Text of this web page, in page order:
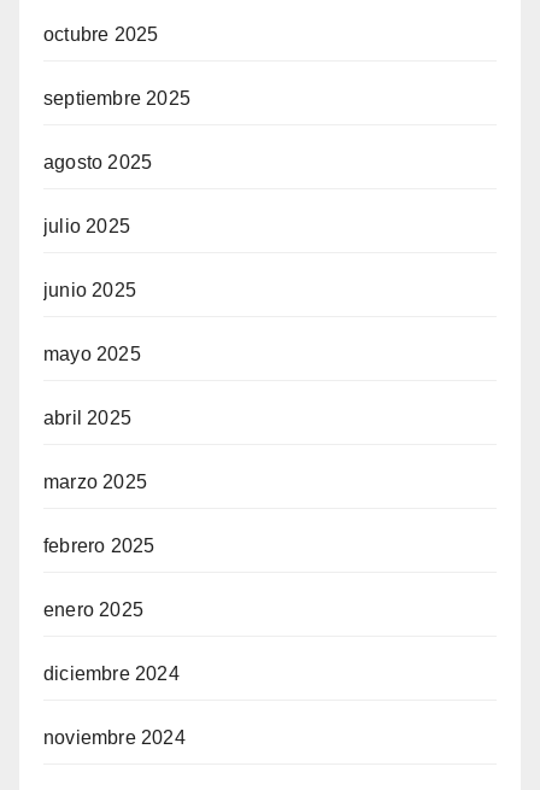
octubre 2025
septiembre 2025
agosto 2025
julio 2025
junio 2025
mayo 2025
abril 2025
marzo 2025
febrero 2025
enero 2025
diciembre 2024
noviembre 2024